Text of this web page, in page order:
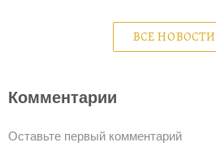
ВСЕ НОВОСТИ
Комментарии
Оставьте первый комментарий